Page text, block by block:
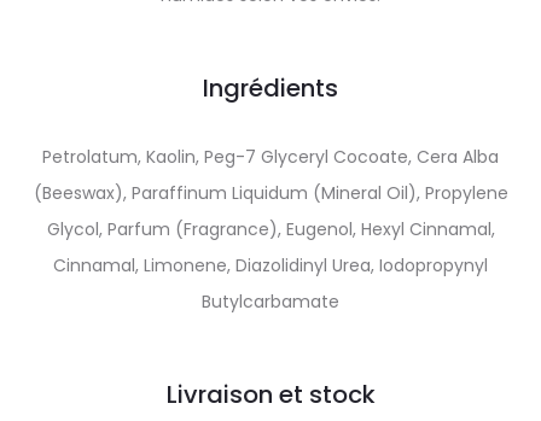
Ingrédients
Petrolatum, Kaolin, Peg-7 Glyceryl Cocoate, Cera Alba
(Beeswax), Paraffinum Liquidum (Mineral Oil), Propylene
Glycol, Parfum (Fragrance), Eugenol, Hexyl Cinnamal,
Cinnamal, Limonene, Diazolidinyl Urea, Iodopropynyl
Butylcarbamate
Livraison et stock